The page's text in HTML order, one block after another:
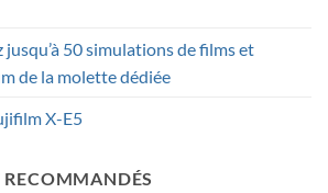
50 simulations de films et
de la molette dédiée
X-E5